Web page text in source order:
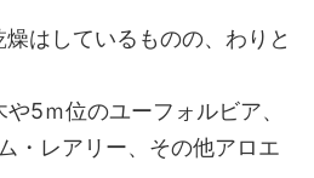
はしているものの、わりと
5ｍ位のユーフォルビア、
・レアリー、その他アロエ